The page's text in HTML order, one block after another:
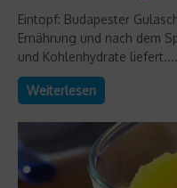
Eintopf: Budapester
Ernährung und nach dem
und Kohlenhydrate liefert....
Weiterlesen